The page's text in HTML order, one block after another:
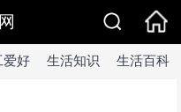
爱好 生活知识 生活百科